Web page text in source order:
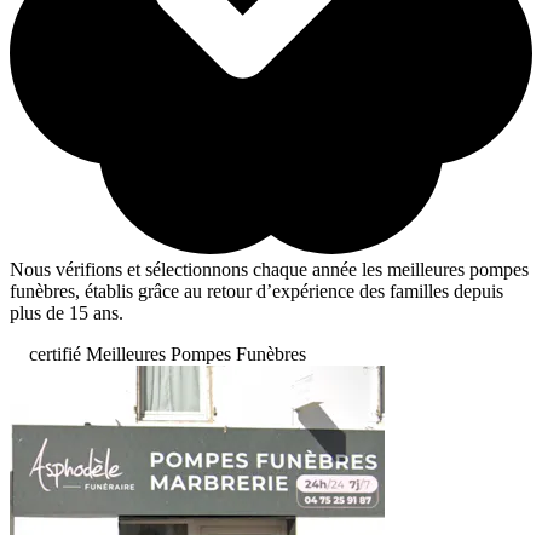
Nous vérifions et sélectionnons chaque année les meilleures pompes
funèbres, établis grâce au retour d’expérience des familles depuis
plus de 15 ans.
certifié Meilleures Pompes Funèbres